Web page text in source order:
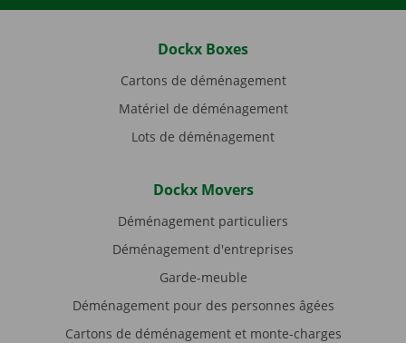
Dockx Boxes
Cartons de déménagement
Matériel de déménagement
Lots de déménagement
Dockx Movers
Déménagement particuliers
Déménagement d'entreprises
Garde-meuble
Déménagement pour des personnes âgées
Cartons de déménagement et monte-charges